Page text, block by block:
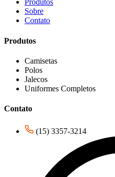
Produtos
Sobre
Contato
Produtos
Camisetas
Polos
Jalecos
Uniformes Completos
Contato
(15) 3357-3214